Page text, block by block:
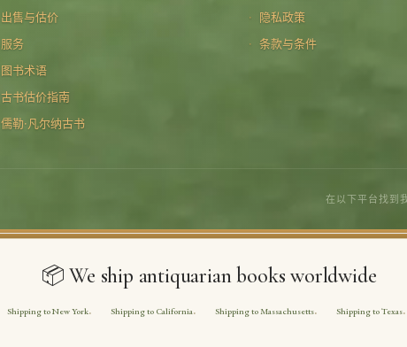
出售与估价
服务
图书术语
古书估价指南
儒勒·凡尔纳古书
隐私政策
条款与条件
在以下平台找到
📦 We ship antiquarian books worldwide
Shipping to New York Shipping to California Shipping to Massachusetts Shipping to Texas